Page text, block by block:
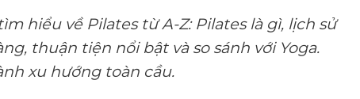
hiểu về Pilates từ A-Z: Pilates là gì, lịch sử
thuận tiện nổi bật và so sánh với Yoga.
xu hướng toàn cầu.